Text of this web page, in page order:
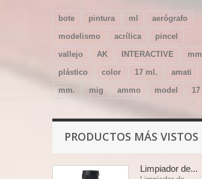
bote pintura ml
aerógrafo
modelismo
acrílica
pincel
vallejo
AK INTERACTIVE
mm
plástico
color 17 ml.
amati
mm.
mig ammo model 17
PRODUCTOS MÁS VISTOS
Limpiador de...